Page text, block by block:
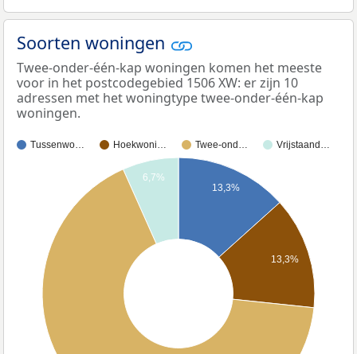
Soorten woningen
Twee-onder-één-kap woningen komen het meeste
voor in het postcodegebied 1506 XW: er zijn 10
adressen met het woningtype twee-onder-één-kap
woningen.
Tussenwo… Hoekwoni… Twee-ond… Vrijstaand…
13,3%
13,3%
6,7%